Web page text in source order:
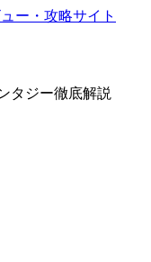
タジー徹底解説